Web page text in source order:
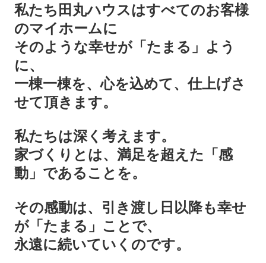
私たち田丸ハウスはすべてのお客様
のマイホームに
そのような幸せが「たまる」よう
に、
一棟一棟を、心を込めて、仕上げさ
せて頂きます。
私たちは深く考えます。
家づくりとは、満足を超えた「感
動」であることを。
その感動は、引き渡し日以降も幸せ
が「たまる」ことで、
永遠に続いていくのです。